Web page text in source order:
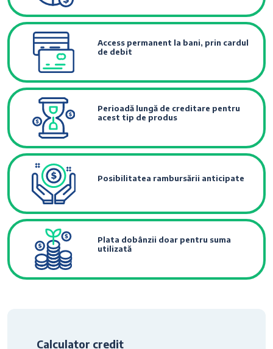
Access permanent la bani, prin cardul
de debit
Perioadă lungă de creditare pentru
acest tip de produs
Posibilitatea rambursării anticipate
Plata dobânzii doar pentru suma
utilizată
Calculator credit